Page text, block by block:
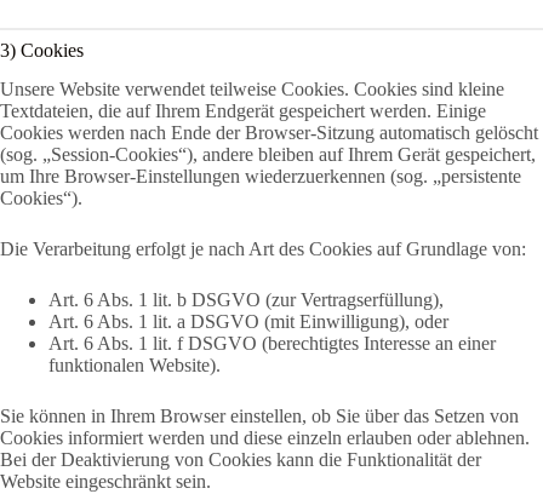
3) Cookies
Unsere Website verwendet teilweise Cookies. Cookies sind kleine
Textdateien, die auf Ihrem Endgerät gespeichert werden. Einige
Cookies werden nach Ende der Browser-Sitzung automatisch gelöscht
(sog. „Session-Cookies“), andere bleiben auf Ihrem Gerät gespeichert,
um Ihre Browser-Einstellungen wiederzuerkennen (sog. „persistente
Cookies“).
Die Verarbeitung erfolgt je nach Art des Cookies auf Grundlage von:
Art. 6 Abs. 1 lit. b DSGVO (zur Vertragserfüllung),
Art. 6 Abs. 1 lit. a DSGVO (mit Einwilligung), oder
Art. 6 Abs. 1 lit. f DSGVO (berechtigtes Interesse an einer
funktionalen Website).
Sie können in Ihrem Browser einstellen, ob Sie über das Setzen von
Cookies informiert werden und diese einzeln erlauben oder ablehnen.
Bei der Deaktivierung von Cookies kann die Funktionalität der
Website eingeschränkt sein.